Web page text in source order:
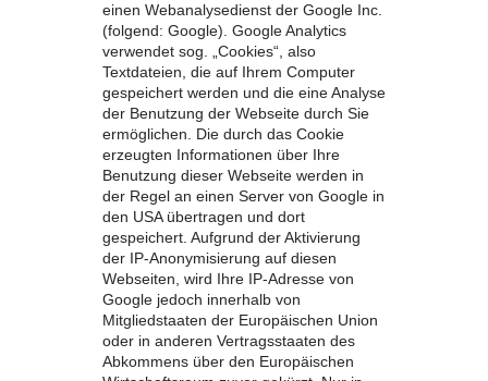
einen Webanalysedienst der Google Inc.
(folgend: Google). Google Analytics
verwendet sog. „Cookies“, also
Textdateien, die auf Ihrem Computer
gespeichert werden und die eine Analyse
der Benutzung der Webseite durch Sie
ermöglichen. Die durch das Cookie
erzeugten Informationen über Ihre
Benutzung dieser Webseite werden in
der Regel an einen Server von Google in
den USA übertragen und dort
gespeichert. Aufgrund der Aktivierung
der IP-Anonymisierung auf diesen
Webseiten, wird Ihre IP-Adresse von
Google jedoch innerhalb von
Mitgliedstaaten der Europäischen Union
oder in anderen Vertragsstaaten des
Abkommens über den Europäischen